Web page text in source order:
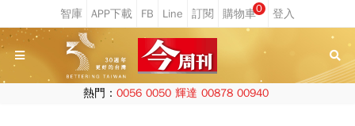
0
熱門： 0056 0050 輝達 00878 00940